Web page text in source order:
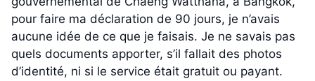
pour faire ma déclaration de 90 jours, je n’avais
aucune idée de ce que je faisais. Je ne savais pas
quels documents apporter, s’il fallait des photos
d’identité, ni si le service était gratuit ou payant.